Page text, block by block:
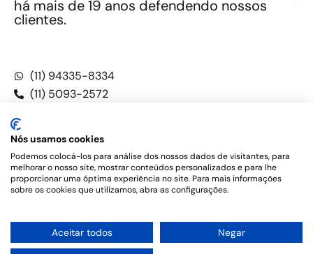
há mais de 19 anos defendendo nossos
clientes.
(11) 94335-8334
(11) 5093-2572
Este site não é um produto Meta Platforms, Inc., Google LLC,
tampouco oferece serviços públicos oficiais. Somos um
o Código de Ética e Disciplina da OAB do Brasil – Alexandre
Berthe Pinto Soc. de Adv, OAB/SP nº 22477 –Política de
Nós usamos cookies
Podemos colocá-los para análise dos nossos dados de visitantes, para
melhorar o nosso site, mostrar conteúdos personalizados e para lhe
proporcionar uma óptima experiência no site. Para mais informações
sobre os cookies que utilizamos, abra as configurações.
Aceitar todos Negar